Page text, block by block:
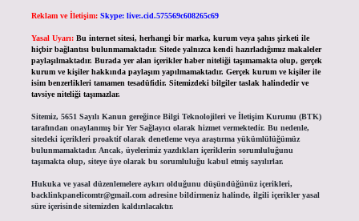
Reklam ve İletişim: Skype: live:.cid.575569c608265c69
Yasal Uyarı: Bu internet sitesi, herhangi bir marka, kurum veya şahıs şirketi ile
hiçbir bağlantısı bulunmamaktadır. Sitede yalnızca kendi hazırladığımız makaleler
paylaşılmaktadır. Burada yer alan içerikler haber niteliği taşımamakta olup, gerçek
kurum ve kişiler hakkında paylaşım yapılmamaktadır. Gerçek kurum ve kişiler ile
isim benzerlikleri tamamen tesadüfidir. Sitemizdeki bilgiler taslak halindedir ve
tavsiye niteliği taşımazlar.
Sitemiz, 5651 Sayılı Kanun gereğince Bilgi Teknolojileri ve İletişim Kurumu (BTK)
tarafından onaylanmış bir Yer Sağlayıcı olarak hizmet vermektedir. Bu nedenle,
sitedeki içerikleri proaktif olarak denetleme veya araştırma yükümlülüğümüz
bulunmamaktadır. Ancak, üyelerimiz yazdıkları içeriklerin sorumluluğunu
taşımakta olup, siteye üye olarak bu sorumluluğu kabul etmiş sayılırlar.
Hukuka ve yasal düzenlemelere aykırı olduğunu düşündüğünüz içerikleri,
backlinkpanelicomtr@gmail.comadresine bildirmeniz halinde, ilgili içerikler yasal
süre içerisinde sitemizden kaldırılacaktır.